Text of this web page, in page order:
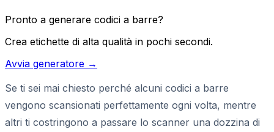
Pronto a generare codici a barre?
Crea etichette di alta qualità in pochi secondi.
Avvia generatore →
Se ti sei mai chiesto perché alcuni codici a barre
vengono scansionati perfettamente ogni volta, mentre
altri ti costringono a passare lo scanner una dozzina di